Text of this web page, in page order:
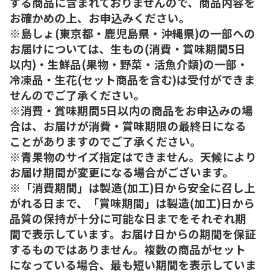
お確かめの上、お申込みください。
※島しょ(東京都・鹿児島県・沖縄県)の一部への
お届けについては、生もの(消費・賞味期間5日
以内)・生鮮品(果物・野菜・活魚介類)の一部・
冷凍品・生花(セット商品を含む)は受付ができま
せんのでご了承ください。
※消費・賞味期間5日以内の商品をお申込みの場
合は、お届けが消費・賞味期限の最終日になる
ことがありますのでご了承ください。
※青果物のサイズ指定はできません。天候により
お届け期間が変更になる場合がございます。
※「消費期間」は製造(加工)日から安全に召し上
がれる日まで、「賞味期間」は製造(加工)日から
品質の保持が十分に可能な日までをそれぞれ期
間で表示しています。お届け日からの期間を保証
するものではありません。複数の商品がセット
になっている場合、最も短い期間を表示していま